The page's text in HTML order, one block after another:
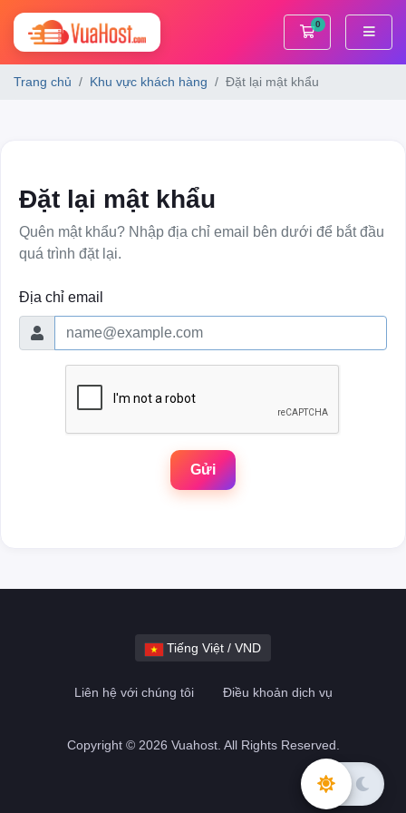
0
Giỏ hàng
Trang chủ Khu vực khách hàng Đặt lại mật khẩu
Đặt lại mật khẩu
Quên mật khẩu? Nhập địa chỉ email bên dưới để bắt đầu
quá trình đặt lại.
Địa chỉ email
Gửi
Tiếng Việt / VND
Liên hệ với chúng tôi Điều khoản dịch vụ
Copyright © 2026 Vuahost. All Rights Reserved.